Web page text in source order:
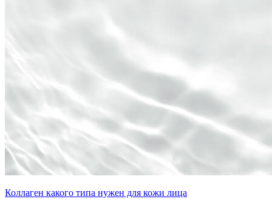
Коллаген какого типа нужен для кожи лица